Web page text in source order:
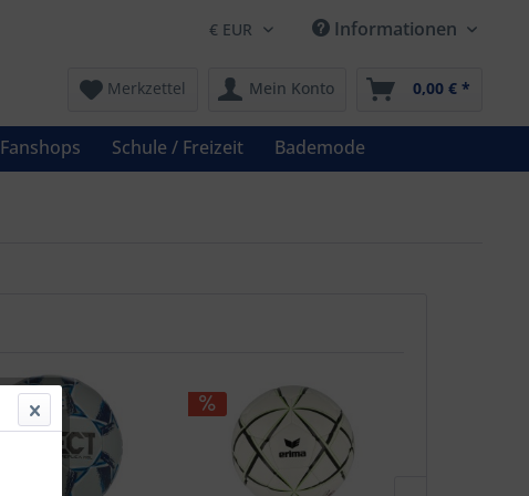
Informationen
Merkzettel Mein Konto 0,00 € *
Fanshops Schule / Freizeit Bademode